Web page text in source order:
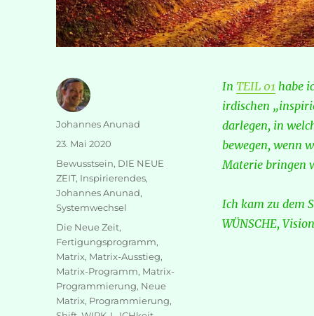
In TEIL 01 habe
irdischen
darlegen, in
bewegen, wenn
Materie bringen
Ich kam zu dem
WÜNSCHE,
Autor
Johannes Anunad
Veröffentlicht
23. Mai 2020
Kategorien
Bewusstsein, DIE NEUE
ZEIT, Inspirierendes,
Johannes Anunad,
Systemwechsel
Schlagwörter
Die Neue Zeit,
Fertigungsprogramm,
Matrix, Matrix-Ausstieg,
Matrix-Programm, Matrix-
Programmierung, Neue
Matrix, Programmierung,